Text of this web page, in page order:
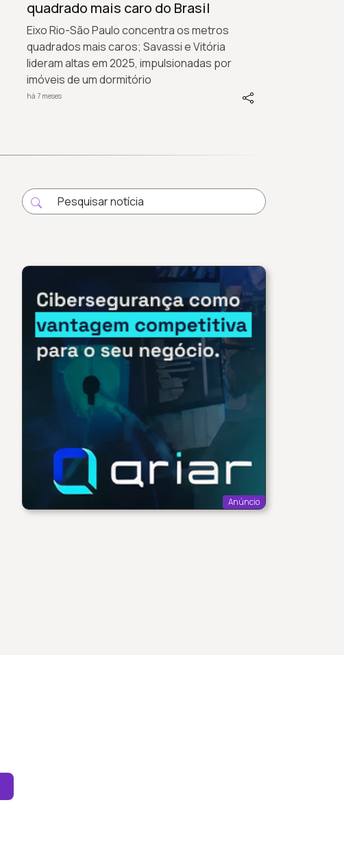
quadrado mais caro do Brasil
Eixo Rio-São Paulo concentra os metros
quadrados mais caros; Savassi e Vitória
lideram altas em 2025, impulsionadas por
imóveis de um dormitório
há 7 meses
Anúncio